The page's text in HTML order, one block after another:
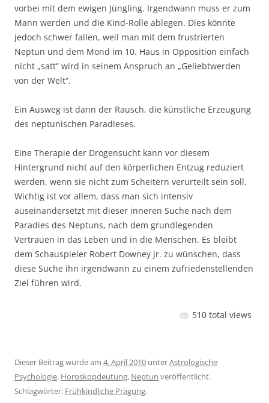
vorbei mit dem ewigen Jüngling. Irgendwann muss er zum
Mann werden und die Kind-Rolle ablegen. Dies könnte
jedoch schwer fallen, weil man mit dem frustrierten
Neptun und dem Mond im 10. Haus in Opposition einfach
nicht „satt“ wird in seinem Anspruch an „Geliebtwerden
von der Welt“.
Ein Ausweg ist dann der Rausch, die künstliche Erzeugung
des neptunischen Paradieses.
Eine Therapie der Drogensucht kann vor diesem
Hintergrund nicht auf den körperlichen Entzug reduziert
werden, wenn sie nicht zum Scheitern verurteilt sein soll.
Wichtig ist vor allem, dass man sich intensiv
auseinandersetzt mit dieser inneren Suche nach dem
Paradies des Neptuns, nach dem grundlegenden
Vertrauen in das Leben und in die Menschen. Es bleibt
dem Schauspieler Robert Downey jr. zu wünschen, dass
diese Suche ihn irgendwann zu einem zufriedenstellenden
Ziel führen wird.
510 total views
Dieser Beitrag wurde am 4. April 2010 unterAstrologische
Psychologie, Horoskopdeutung, Neptun veröffentlicht.
Schlagwörter: Frühkindliche Prägung.